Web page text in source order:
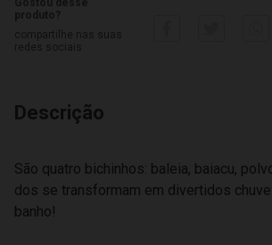
Descrição
São quatro bichinhos: baleia, baiacu,
dos se transformam em divertidos
banho!